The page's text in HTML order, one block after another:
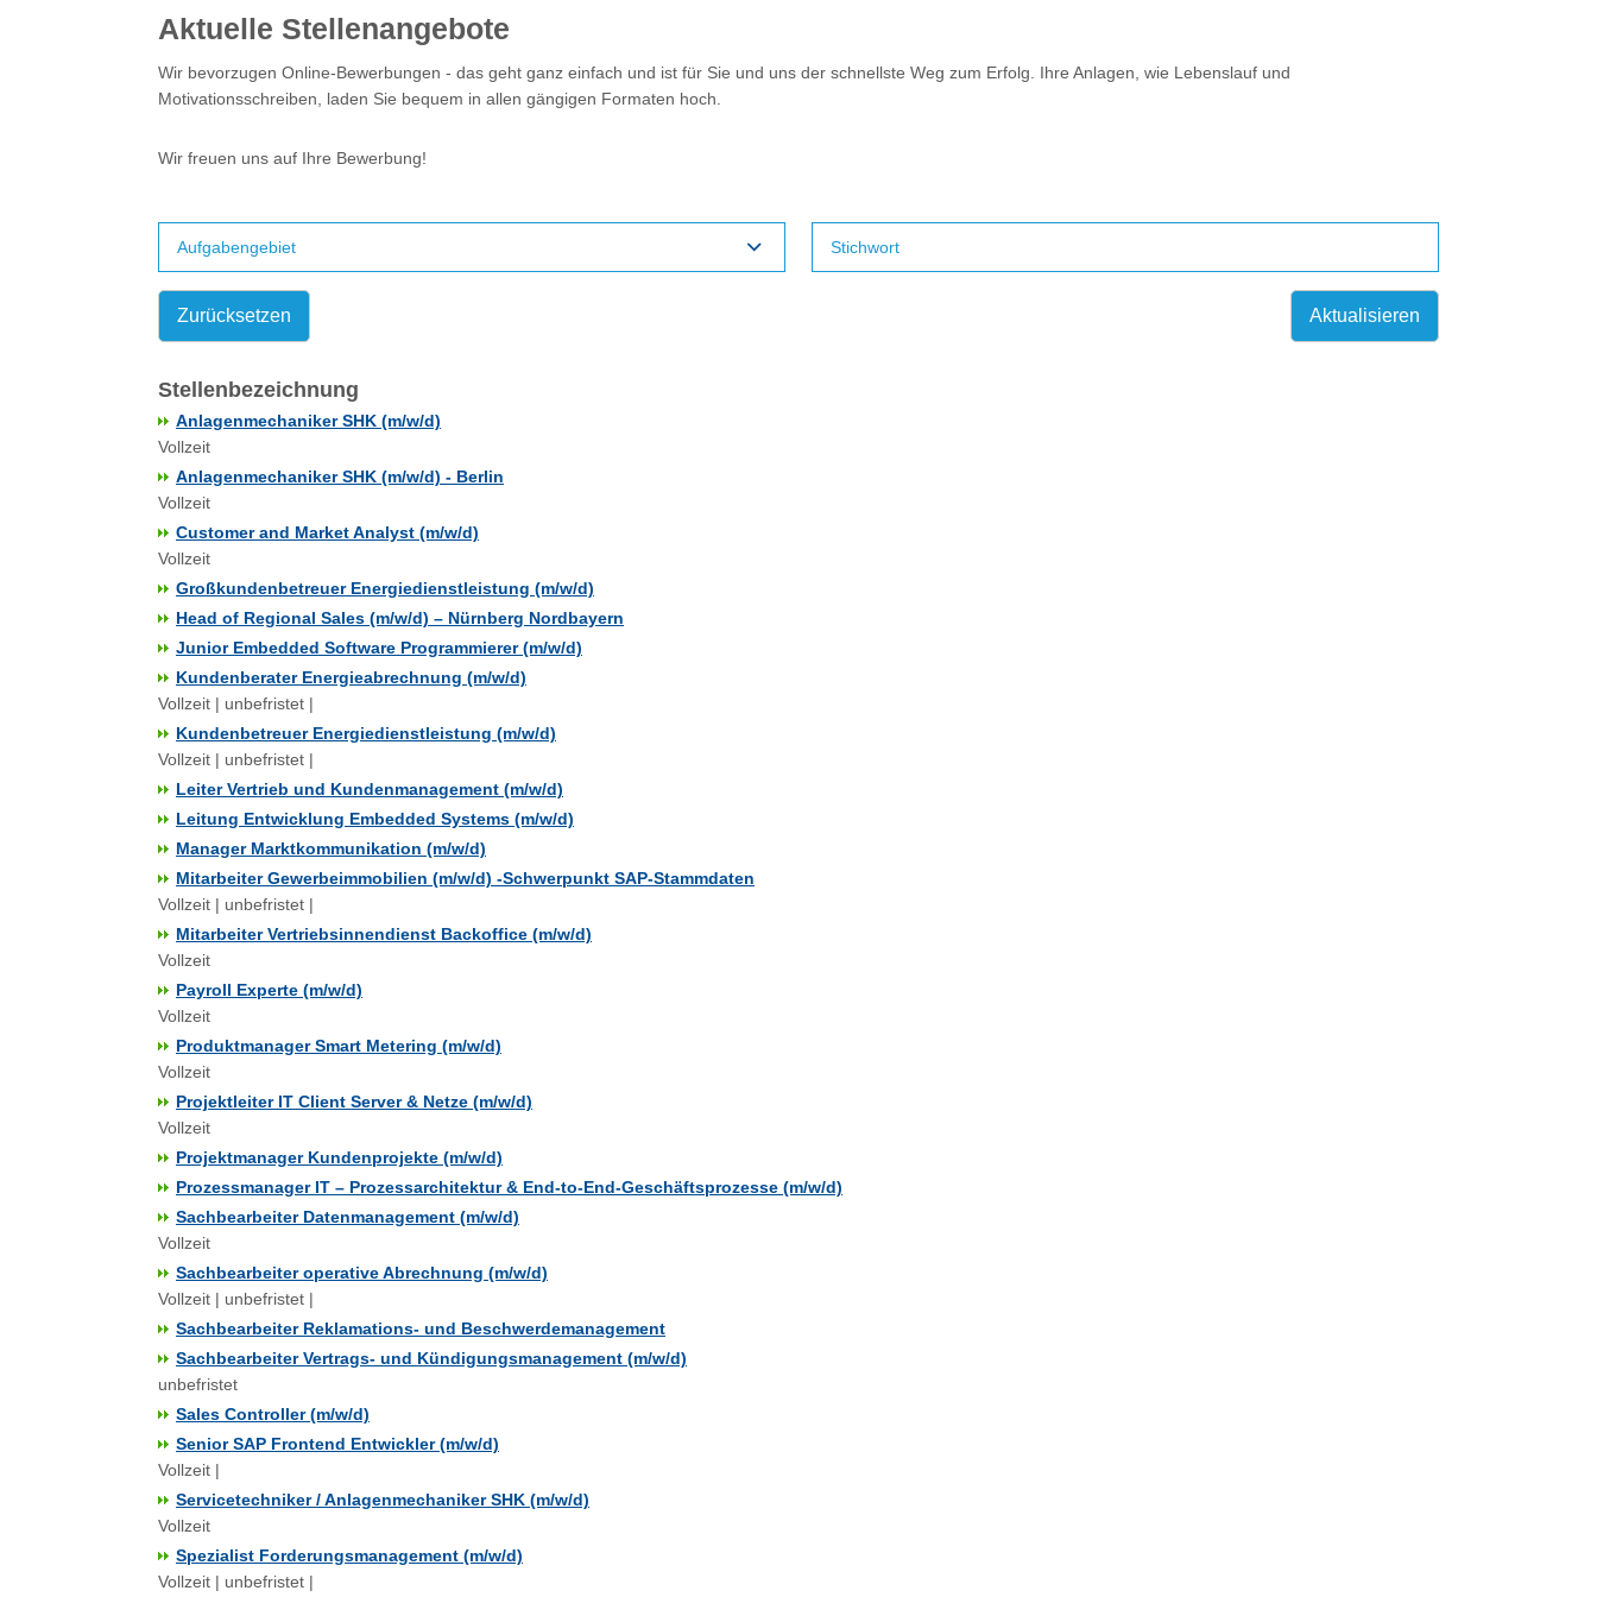
Aktuelle Stellenangebote
Wir bevorzugen Online-Bewerbungen - das geht ganz einfach und ist für Sie und uns der schnellste Weg zum Erfolg. Ihre Anlagen, wie Lebenslauf und
Motivationsschreiben, laden Sie bequem in allen gängigen Formaten hoch.
Wir freuen uns auf Ihre Bewerbung!
Aufgabengebiet
Zurücksetzen Aktualisieren
Stellenbezeichnung
Anlagenmechaniker SHK (m/w/d)
Vollzeit
Anlagenmechaniker SHK (m/w/d) - Berlin
Vollzeit
Customer and Market Analyst (m/w/d)
Vollzeit
Großkundenbetreuer Energiedienstleistung (m/w/d)
Head of Regional Sales (m/w/d) – Nürnberg Nordbayern
Junior Embedded Software Programmierer (m/w/d)
Kundenberater Energieabrechnung (m/w/d)
Vollzeit | unbefristet |
Kundenbetreuer Energiedienstleistung (m/w/d)
Vollzeit | unbefristet |
Leiter Vertrieb und Kundenmanagement (m/w/d)
Leitung Entwicklung Embedded Systems (m/w/d)
Manager Marktkommunikation (m/w/d)
Mitarbeiter Gewerbeimmobilien (m/w/d) -Schwerpunkt SAP-Stammdaten
Vollzeit | unbefristet |
Mitarbeiter Vertriebsinnendienst Backoffice (m/w/d)
Vollzeit
Payroll Experte (m/w/d)
Vollzeit
Produktmanager Smart Metering (m/w/d)
Vollzeit
Projektleiter IT Client Server & Netze (m/w/d)
Vollzeit
Projektmanager Kundenprojekte (m/w/d)
Prozessmanager IT – Prozessarchitektur & End-to-End-Geschäftsprozesse (m/w/d)
Sachbearbeiter Datenmanagement (m/w/d)
Vollzeit
Sachbearbeiter operative Abrechnung (m/w/d)
Vollzeit | unbefristet |
Sachbearbeiter Reklamations- und Beschwerdemanagement
Sachbearbeiter Vertrags- und Kündigungsmanagement (m/w/d)
unbefristet
Sales Controller (m/w/d)
Senior SAP Frontend Entwickler (m/w/d)
Vollzeit |
Servicetechniker / Anlagenmechaniker SHK (m/w/d)
Vollzeit
Spezialist Forderungsmanagement (m/w/d)
Vollzeit | unbefristet |